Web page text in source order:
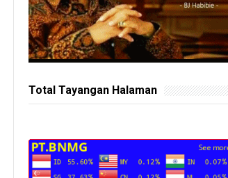
Total Tayangan Halaman